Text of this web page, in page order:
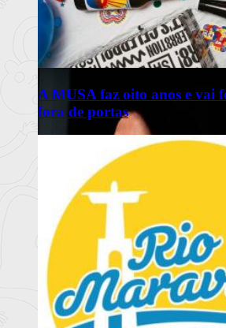
A MUSA faz oito anos e vai
fora de portas